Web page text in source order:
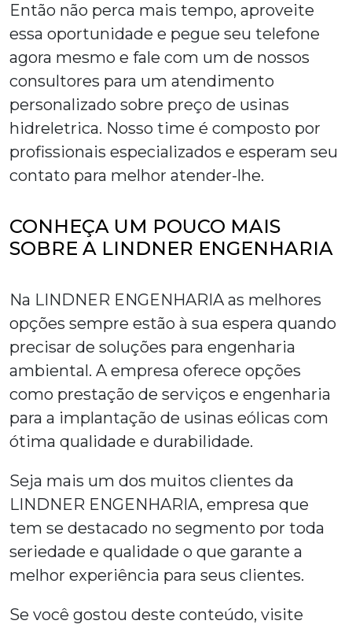
Então não perca mais tempo, aproveite
essa oportunidade e pegue seu telefone
agora mesmo e fale com um de nossos
consultores para um atendimento
personalizado sobre preço de usinas
hidreletrica. Nosso time é composto por
profissionais especializados e esperam seu
contato para melhor atender-lhe.
CONHEÇA UM POUCO MAIS
SOBRE A LINDNER ENGENHARIA
Na LINDNER ENGENHARIA as melhores
opções sempre estão à sua espera quando
precisar de soluções para engenharia
ambiental. A empresa oferece opções
como prestação de serviços e engenharia
para a implantação de usinas eólicas com
ótima qualidade e durabilidade.
Seja mais um dos muitos clientes da
LINDNER ENGENHARIA, empresa que
tem se destacado no segmento por toda
seriedade e qualidade o que garante a
melhor experiência para seus clientes.
Se você gostou deste conteúdo, visite